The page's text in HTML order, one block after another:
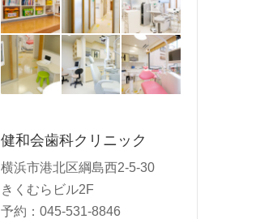
健和会歯科クリニック
横浜市港北区綱島西2-5-30
きくむらビル2F
予約：045-531-8846